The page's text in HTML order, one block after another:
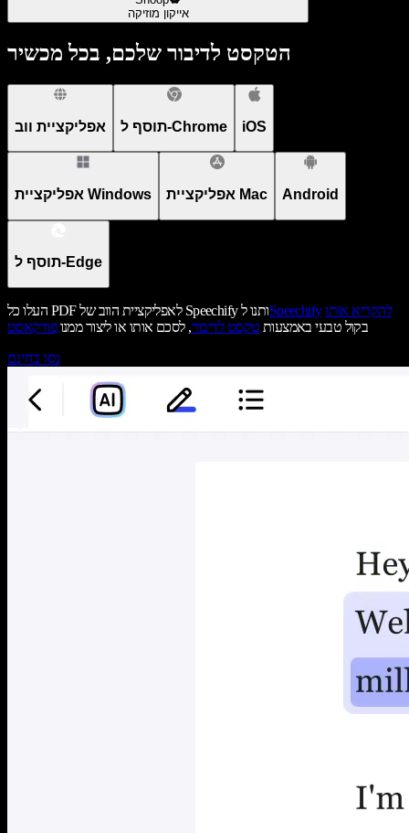
אייקון מוזיקה
הטקסט לדיבור שלכם, בכל מכשיר
אפליקציית ווב תוסף ל-Chrome iOS
אפליקציית Windows אפליקציית Mac Android
תוסף ל-Edge
העלו כל PDF לאפליקציית הווב של Speechify ותנו לSpeechify להקריא אותו
בקול טבעי באמצעות טקסט לדיבור, לסכם אותו או ליצור ממנופודקאסט
נסו בחינם